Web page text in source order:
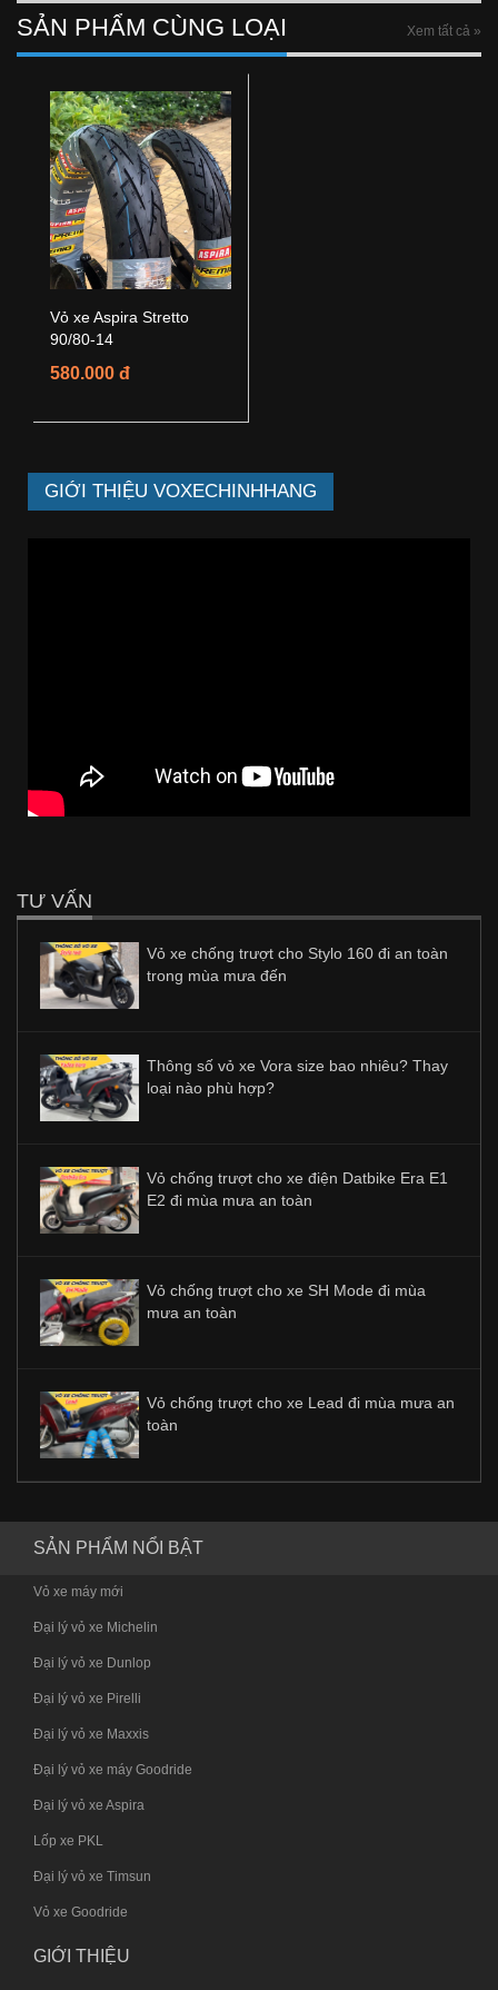
SẢN PHẨM CÙNG LOẠI Xem tất cả »
Vỏ xe Aspira Stretto
90/80-14
580.000 đ
GIỚI THIỆU VOXECHINHHANG
TƯ VẤN
Vỏ xe chống trượt cho Stylo 160 đi an toàn
trong mùa mưa đến
Thông số vỏ xe Vora size bao nhiêu? Thay
loại nào phù hợp?
Vỏ chống trượt cho xe điện Datbike Era E1
E2 đi mùa mưa an toàn
Vỏ chống trượt cho xe SH Mode đi mùa
mưa an toàn
Vỏ chống trượt cho xe Lead đi mùa mưa an
toàn
SẢN PHẨM NỔI BẬT
Vỏ xe máy mới
Đại lý vỏ xe Michelin
Đại lý vỏ xe Dunlop
Đại lý vỏ xe Pirelli
Đại lý vỏ xe Maxxis
Đại lý vỏ xe máy Goodride
Đại lý vỏ xe Aspira
Lốp xe PKL
Đại lý vỏ xe Timsun
Vỏ xe Goodride
GIỚI THIỆU